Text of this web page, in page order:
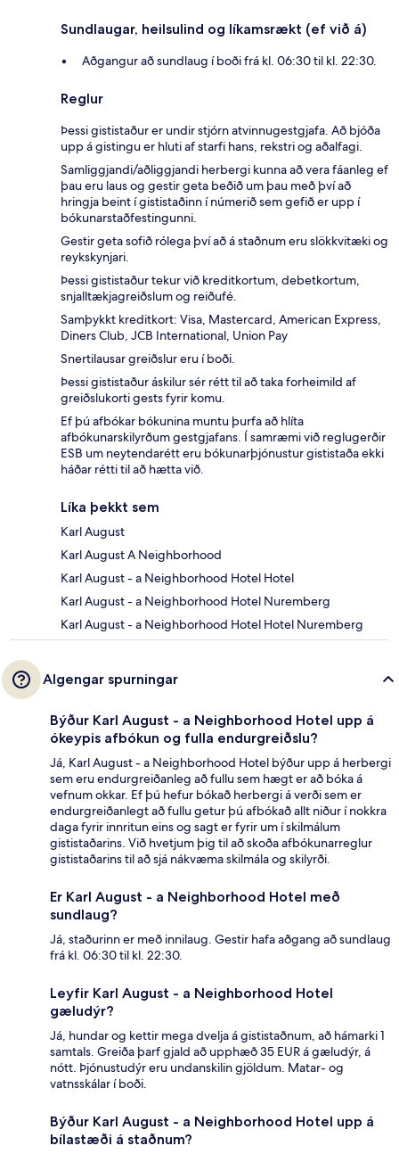
Sundlaugar, heilsulind og líkamsrækt (ef við á)
Aðgangur að sundlaug í boði frá kl. 06:30 til kl. 22:30.
Reglur
Þessi gististaður er undir stjórn atvinnugestgjafa. Að bjóða
upp á gistingu er hluti af starfi hans, rekstri og aðalfagi.
Samliggjandi/aðliggjandi herbergi kunna að vera fáanleg ef
þau eru laus og gestir geta beðið um þau með því að
hringja beint í gististaðinn í númerið sem gefið er upp í
bókunarstaðfestingunni.
Gestir geta sofið rólega því að á staðnum eru slökkvitæki og
reykskynjari.
Þessi gististaður tekur við kreditkortum, debetkortum,
snjalltækjagreiðslum og reiðufé.
Samþykkt kreditkort: Visa, Mastercard, American Express,
Diners Club, JCB International, Union Pay
Snertilausar greiðslur eru í boði.
Þessi gististaður áskilur sér rétt til að taka forheimild af
greiðslukorti gests fyrir komu.
Ef þú afbókar bókunina muntu þurfa að hlíta
afbókunarskilyrðum gestgjafans. Í samræmi við reglugerðir
ESB um neytendarétt eru bókunarþjónustur gististaða ekki
háðar rétti til að hætta við.
Líka þekkt sem
Karl August
Karl August A Neighborhood
Karl August - a Neighborhood Hotel Hotel
Karl August - a Neighborhood Hotel Nuremberg
Karl August - a Neighborhood Hotel Hotel Nuremberg
Algengar spurningar
Býður Karl August - a Neighborhood Hotel upp á
ókeypis afbókun og fulla endurgreiðslu?
Já, Karl August - a Neighborhood Hotel býður upp á herbergi
sem eru endurgreiðanleg að fullu sem hægt er að bóka á
vefnum okkar. Ef þú hefur bókað herbergi á verði sem er
endurgreiðanlegt að fullu getur þú afbókað allt niður í nokkra
daga fyrir innritun eins og sagt er fyrir um í skilmálum
gististaðarins. Við hvetjum þig til að skoða afbókunarreglur
gististaðarins til að sjá nákvæma skilmála og skilyrði.
Er Karl August - a Neighborhood Hotel með
sundlaug?
Já, staðurinn er með innilaug. Gestir hafa aðgang að sundlaug
frá kl. 06:30 til kl. 22:30.
Leyfir Karl August - a Neighborhood Hotel
gæludýr?
Já, hundar og kettir mega dvelja á gististaðnum, að hámarki 1
samtals. Greiða þarf gjald að upphæð 35 EUR á gæludýr, á
nótt. Þjónustudýr eru undanskilin gjöldum. Matar- og
vatnsskálar í boði.
Býður Karl August - a Neighborhood Hotel upp á
bílastæði á staðnum?